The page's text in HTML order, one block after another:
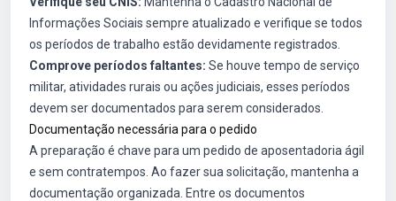
Informações Sociais sempre atualizado e verifique se todos
os períodos de trabalho estão devidamente registrados.
Comprove períodos faltantes: Se houve tempo de serviço
militar, atividades rurais ou ações judiciais, esses períodos
devem ser documentados para serem considerados.
Documentação necessária para o pedido
A preparação é chave para um pedido de aposentadoria ágil
e sem contratempos. Ao fazer sua solicitação, mantenha a
documentação organizada. Entre os documentos